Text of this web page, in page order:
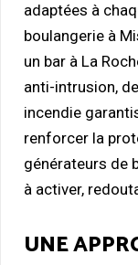
adaptées à
boulangerie à
un bar à La
anti-intrusion,
incendie
renforcer la
générateurs de
à activer,
UNE